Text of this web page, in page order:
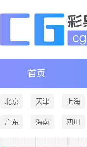
首页
北京 天津 上海
广东 海南 四川